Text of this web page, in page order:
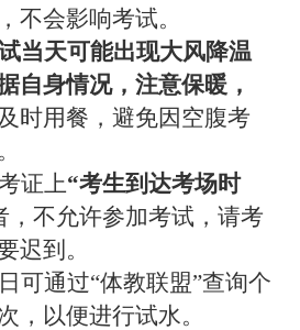
不会影响考试。
当天可能出现大风降温
自身情况，注意保暖，
时用餐，避免因空腹考
证上“考生到达考场时
，不允许参加考试，请考
迟到。
可通过“体教联盟”查询个
，以便进行试水。